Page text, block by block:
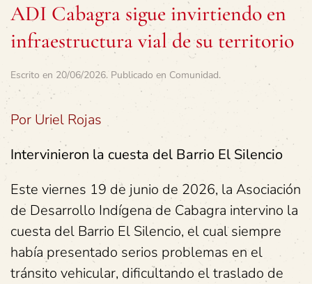
ADI Cabagra sigue invirtiendo en
infraestructura vial de su territorio
Escrito en 20/06/2026. Publicado en Comunidad.
Por Uriel Rojas
Intervinieron la cuesta del Barrio El Silencio
Este viernes 19 de junio de 2026, la Asociación
de Desarrollo Indígena de Cabagra intervino la
cuesta del Barrio El Silencio, el cual siempre
había presentado serios problemas en el
tránsito vehicular, dificultando el traslado de